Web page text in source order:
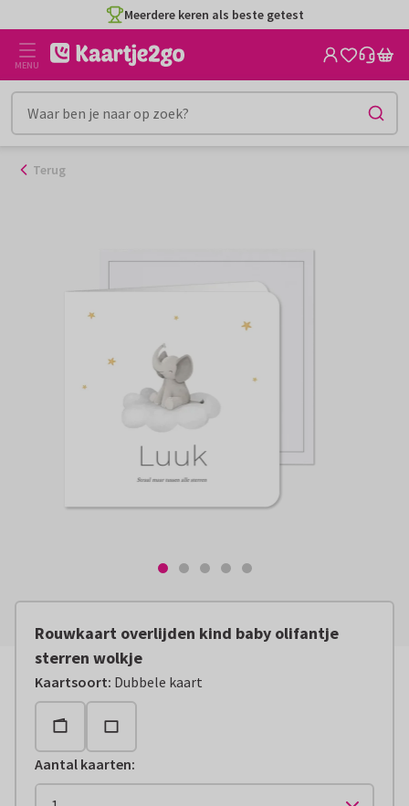
naar
inhoud
Meerdere keren als beste getest
MENU
Terug
Rouwkaart overlijden kind baby olifantje
sterren wolkje
Kaartsoort: Dubbele kaart
Aantal kaarten: